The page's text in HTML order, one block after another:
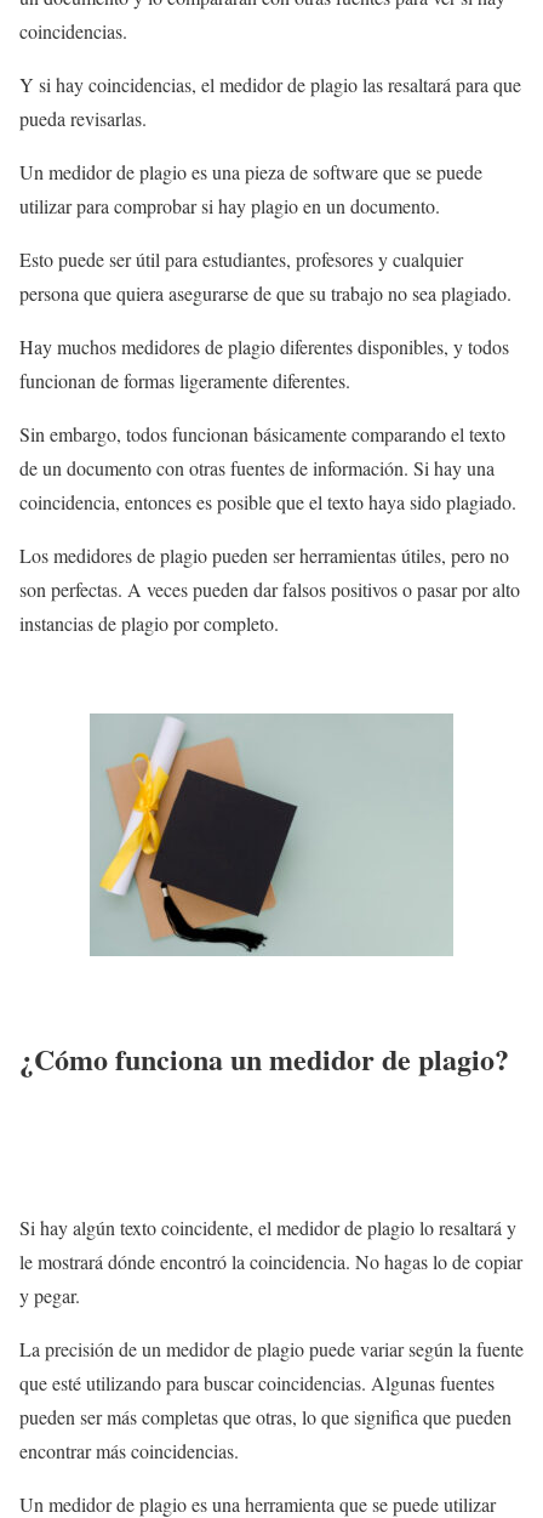
coincidencias.
Y si hay coincidencias, el medidor de plagio las resaltará para que
pueda revisarlas.
Un medidor de plagio es una pieza de software que se puede
utilizar para comprobar si hay plagio en un documento.
Esto puede ser útil para estudiantes, profesores y cualquier
persona que quiera asegurarse de que su trabajo no sea plagiado.
Hay muchos medidores de plagio diferentes disponibles, y todos
funcionan de formas ligeramente diferentes.
Sin embargo, todos funcionan básicamente comparando el texto
de un documento con otras fuentes de información. Si hay una
coincidencia, entonces es posible que el texto haya sido plagiado.
Los medidores de plagio pueden ser herramientas útiles, pero no
son perfectas. A veces pueden dar falsos positivos o pasar por alto
instancias de plagio por completo.
¿Cómo funciona un medidor de plagio?
Si hay algún texto coincidente, el medidor de plagio lo resaltará y
le mostrará dónde encontró la coincidencia. No hagas lo de copiar
y pegar.
La precisión de un medidor de plagio puede variar según la fuente
que esté utilizando para buscar coincidencias. Algunas fuentes
pueden ser más completas que otras, lo que significa que pueden
encontrar más coincidencias.
Un medidor de plagio es una herramienta que se puede utilizar